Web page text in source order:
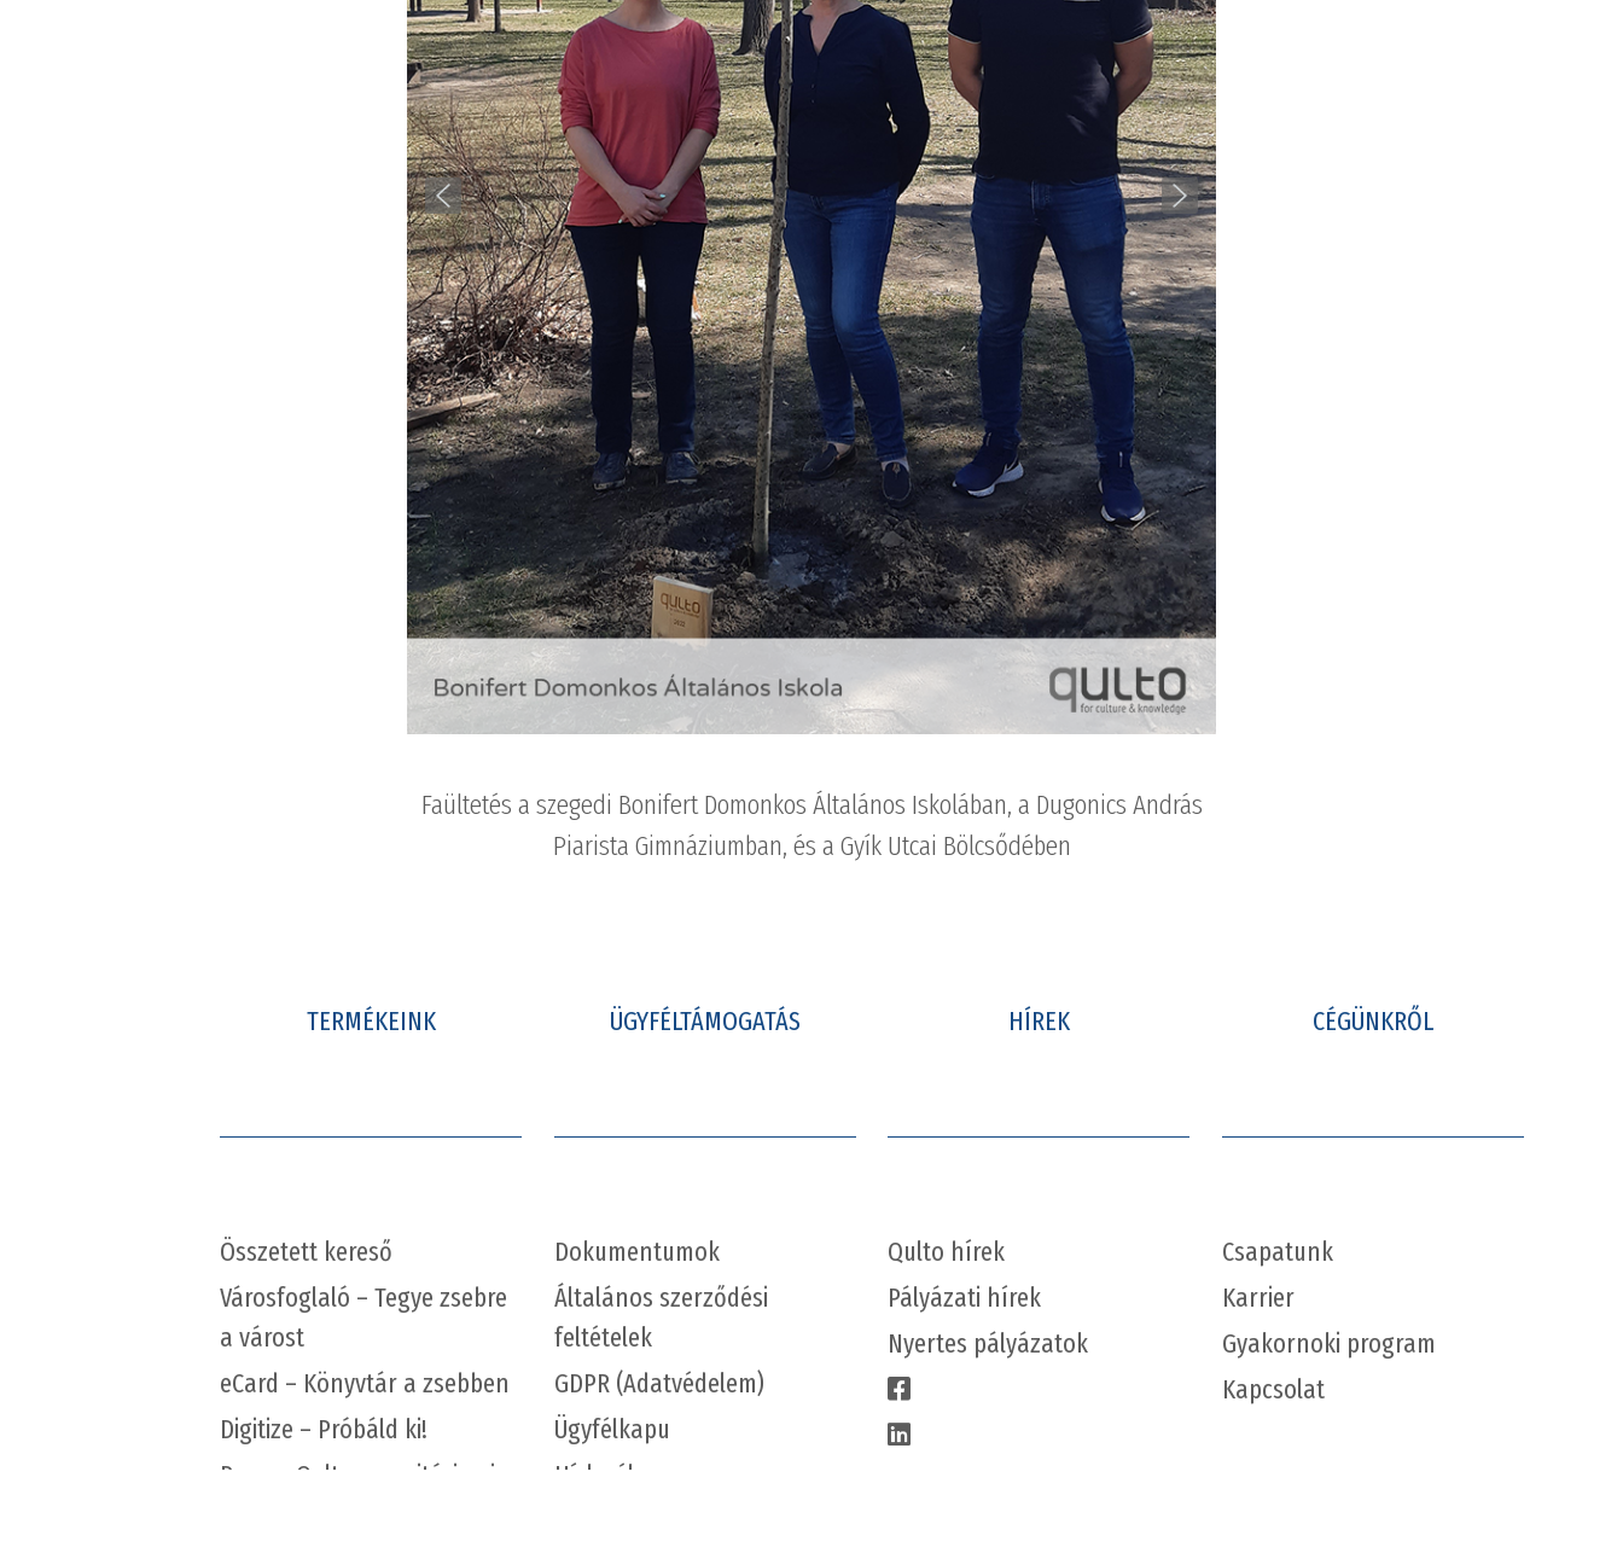
Faültetés a szegedi Bonifert Domonkos Általános Iskolában, a Dugonics András
Piarista Gimnáziumban, és a Gyík Utcai Bölcsődében
TERMÉKEINK
Összetett kereső
Városfoglaló – Tegye zsebre
a várost
eCard – Könyvtár a zsebben
Digitize – Próbáld ki!
Repo – Qulto repozitóriumi
ÜGYFÉLTÁMOGATÁS
Dokumentumok
Általános szerződési
feltételek
GDPR (Adatvédelem)
Ügyfélkapu
Hírlevél
HÍREK
Qulto hírek
Pályázati hírek
Nyertes pályázatok
CÉGÜNKRŐL
Csapatunk
Karrier
Gyakornoki program
Kapcsolat